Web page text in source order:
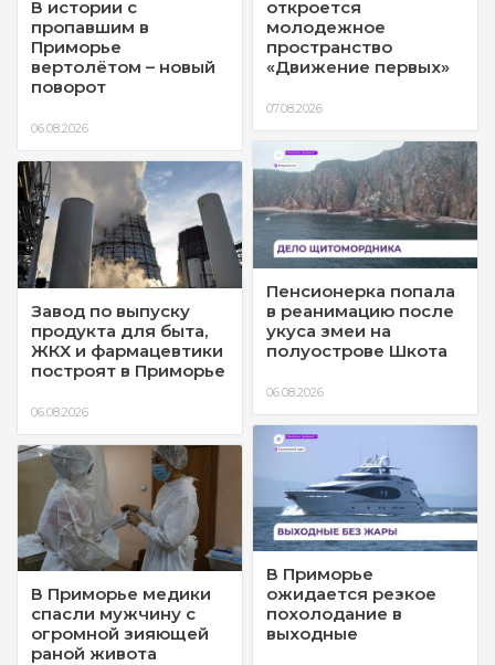
В истории с
пропавшим в
Приморье
вертолётом – новый
поворот
06.08.2026
Завод по выпуску
продукта для быта,
ЖКХ и фармацевтики
построят в Приморье
06.08.2026
В Приморье медики
спасли мужчину с
огромной зияющей
раной живота
откроется
молодежное
пространство
«Движение первых»
07.08.2026
Пенсионерка попала
в реанимацию после
укуса змеи на
полуострове Шкота
06.08.2026
В Приморье
ожидается резкое
похолодание в
выходные